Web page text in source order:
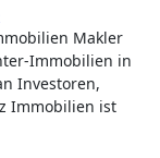
Immobilien in
Investoren,
Immobilien ist